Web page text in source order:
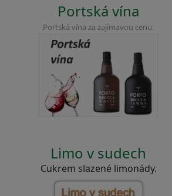
Portská vína
Portská vína za zajímavou cenu.
Limo v sudech
Cukrem slazené limonády.